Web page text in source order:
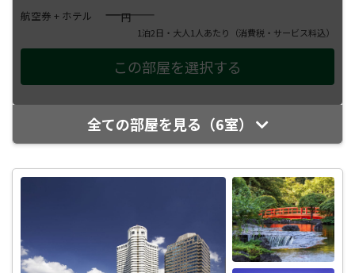
航空券 + ホテル ――――円
1泊2日・大人1人あたり （消費税・サービス料込）
全ての部屋を見る（6室）